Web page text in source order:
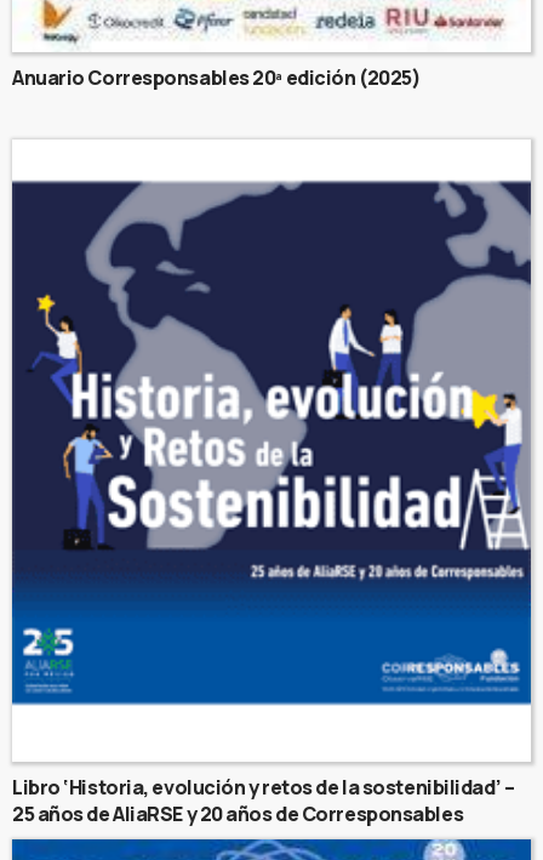
Anuario Corresponsables 20ª edición (2025)
Libro ‘Historia, evolución y retos de la sostenibilidad’ –
25 años de AliaRSE y 20 años de Corresponsables